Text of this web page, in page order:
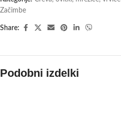
Začimbe
Share:
Podobni izdelki